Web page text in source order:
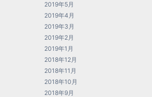
2019年5月
2019年4月
2019年3月
2019年2月
2019年1月
2018年12月
2018年11月
2018年10月
2018年9月